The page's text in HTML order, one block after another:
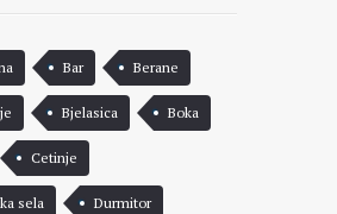
Bar Berane
Bjelasica Boka
Cetinje
sela Durmitor